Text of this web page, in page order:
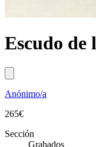
Escudo de
Anónimo/a
265€
Sección
Grabados